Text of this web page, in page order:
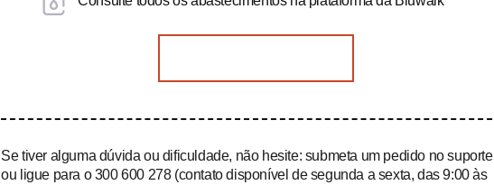
Se tiver alguma dúvida ou dificuldade, não hesite: submeta um pedido no suporte
ou ligue para o 300 600 278 (contato disponível de segunda a sexta, das 9:00 às